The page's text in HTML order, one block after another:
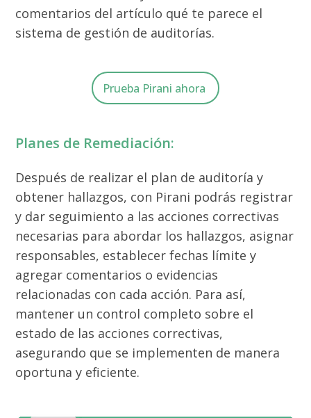
comentarios del artículo qué te parece el
sistema de gestión de auditorías.
Prueba Pirani ahora
Planes de Remediación:
Después de realizar el plan de auditoría y
obtener hallazgos, con Pirani podrás registrar
y dar seguimiento a las acciones correctivas
necesarias para abordar los hallazgos, asignar
responsables, establecer fechas límite y
agregar comentarios o evidencias
relacionadas con cada acción. Para así,
mantener un control completo sobre el
estado de las acciones correctivas,
asegurando que se implementen de manera
oportuna y eficiente.